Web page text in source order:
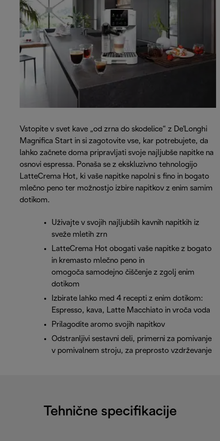
Vstopite v svet kave „od zrna do skodelice“ z De'Longhi
Magnifica Start in si zagotovite vse, kar potrebujete, da
lahko začnete doma pripravljati svoje najljubše napitke na
osnovi espressa. Ponaša se z ekskluzivno tehnologijo
LatteCrema Hot, ki vaše napitke napolni s fino in bogato
mlečno peno ter možnostjo izbire napitkov z enim samim
dotikom.
Uživajte v svojih najljubših kavnih napitkih iz
sveže mletih zrn
LatteCrema Hot obogati vaše napitke z bogato
in kremasto mlečno peno in
omogoča samodejno čiščenje z zgolj enim
dotikom
Izbirate lahko med 4 recepti z enim dotikom:
Espresso, kava, Latte Macchiato in vroča voda
Prilagodite aromo svojih napitkov
Odstranljivi sestavni deli, primerni za pomivanje
v pomivalnem stroju, za preprosto vzdrževanje
Tehnične specifikacije